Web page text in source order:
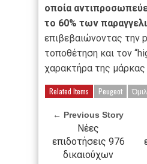
οποία
το 60% των
επιβεβαιώνοντας την
τοποθέτηση και τον
χαρακτήρα της
Related Items Peugeot
← Previous Story
Νέες
επιδοτήσεις 976
δικαιούχων